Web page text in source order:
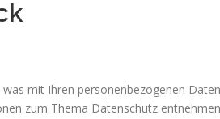
mit Ihren personenbezogenen
zum Thema Datenschutz